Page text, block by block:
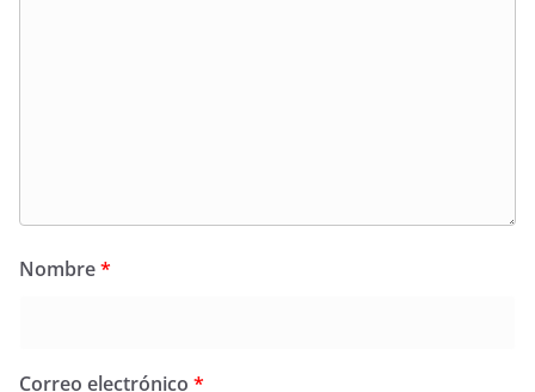
Nombre*
Correo electrónico *